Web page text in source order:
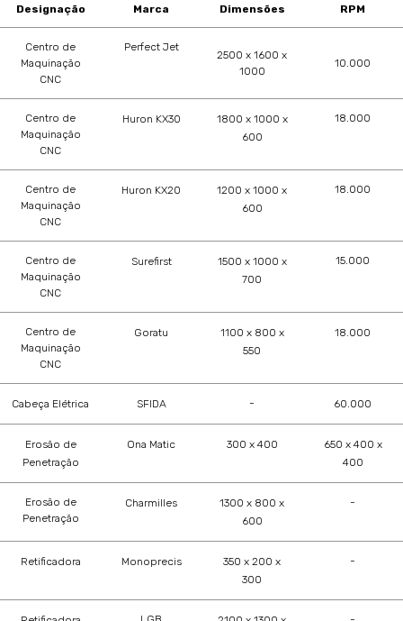
Designação Marca Dimensões RPM
Centro de
Maquinação
CNC
Perfect Jet
2500 x 1600 x
1000
10.000
Centro de
Maquinação
CNC
Huron KX30
1800 x 1000 x
600
18.000
Centro de
Maquinação
CNC
Huron KX20
1200 x 1000 x
600
18.000
Centro de
Maquinação
CNC
Surefirst
1500 x 1000 x
700
15.000
Centro de
Maquinação
CNC
Goratu
1100 x 800 x
550
18.000
Cabeça Elétrica SFIDA - 60.000
Erosão de
Penetração
Ona Matic 300 x 400
650 x 400 x
400
Erosão de
Penetração
Charmilles
1300 x 800 x
600
-
Retificadora Monoprecis
350 x 200 x
300
-